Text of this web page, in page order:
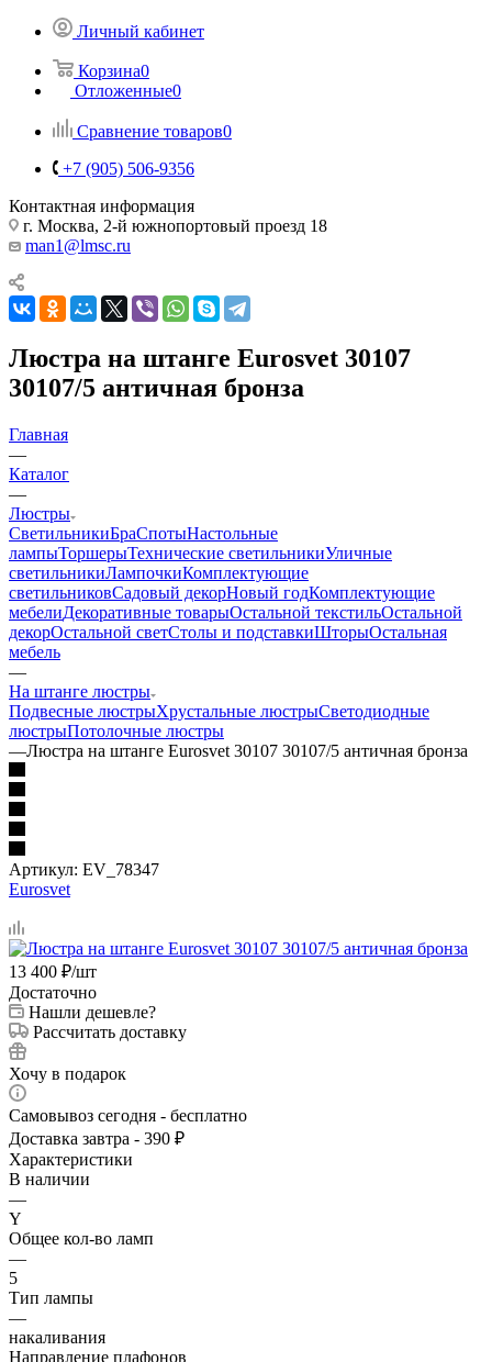
Личный кабинет
Корзина0
Отложенные0
Сравнение товаров0
+7 (905) 506-9356
Контактная информация
г. Москва, 2-й южнопортовый проезд 18
man1@lmsc.ru
Люстра на штанге Eurosvet 30107
30107/5 античная бронза
Главная
—
Каталог
—
Люстры
СветильникиБраСпотыНастольные
лампыТоршерыТехнические светильникиУличные
светильникиЛампочкиКомплектующие
светильниковСадовый декорНовый годКомплектующие
мебелиДекоративные товарыОстальной текстильОстальной
декорОстальной светСтолы и подставкиШторыОстальная
мебель
—
На штанге люстры
Подвесные люстрыХрустальные люстрыСветодиодные
люстрыПотолочные люстры
—Люстра на штанге Eurosvet 30107 30107/5 античная бронза
Артикул: EV_78347
Eurosvet
13 400 ₽/шт
Достаточно
Нашли дешевле?
Рассчитать доставку
Хочу в подарок
Самовывоз сегодня - бесплатно
Доставка завтра - 390 ₽
Характеристики
В наличии
—
Y
Общее кол-во ламп
—
5
Тип лампы
—
накаливания
Направление плафонов